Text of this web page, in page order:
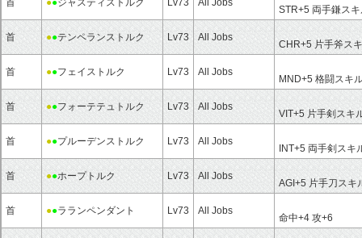
STR+5 両手鎌ス
首 ●●テンペランストルク Lv73 All Jobs
CHR+5 片手斧ス
首 ●●フェイストルク Lv73 All Jobs
MND+5 格闘スキ
首 ●●フォーテテュトルク Lv73 All Jobs
VIT+5 片手剣スキ
首 ●●プルーデンストルク Lv73 All Jobs
INT+5 両手剣スキ
首 ●●ホープトルク Lv73 All Jobs
AGI+5 片手刀スキ
首 ●●ラランペンダント Lv73 All Jobs
命中+4 攻+6